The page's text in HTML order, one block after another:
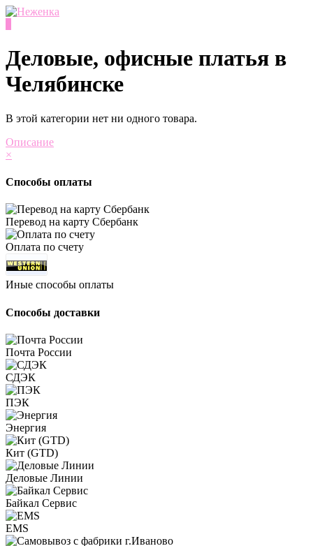
Деловые, офисные платья в
Челябинске
В этой категории нет ни одного товара.
Описание
×
Способы оплаты
Перевод на карту Сбербанк
Оплата по счету
Иные способы оплаты
Способы доставки
Почта России
СДЭК
ПЭК
Энергия
Кит (GTD)
Деловые Линии
Байкал Сервис
EMS